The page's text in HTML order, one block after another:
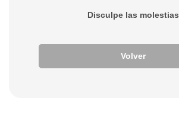
Disculpe las molestias
Volver